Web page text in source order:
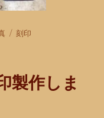
タ
刻印
製作しま